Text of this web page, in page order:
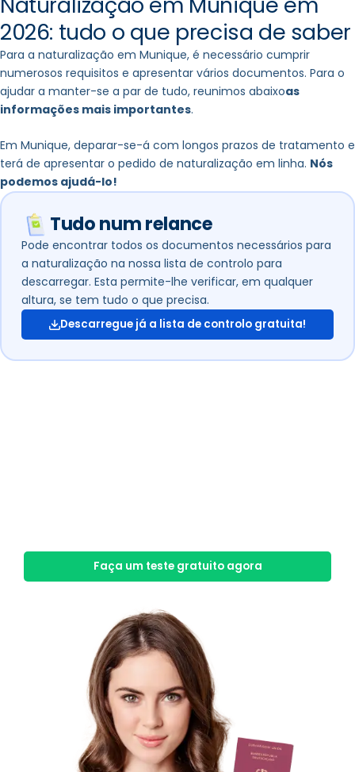
2026: tudo o que precisa de saber
Para a naturalização em Munique, é necessário cumprir
numerosos requisitos e apresentar vários documentos. Para o
ajudar a manter-se a par de tudo, reunimos abaixoas
informações mais importantes.
Em Munique, deparar-se-á com longos prazos de tratamento e
terá de apresentar o pedido de naturalização em linha. Nós
podemos ajudá-lo!
Tudo num relance
Pode encontrar todos os documentos necessários para
a naturalização na nossa lista de controlo para
descarregar. Esta permite-lhe verificar, em qualquer
altura, se tem tudo o que precisa.
Descarregue já a lista de controlo gratuita!
Faça um teste gratuito agora